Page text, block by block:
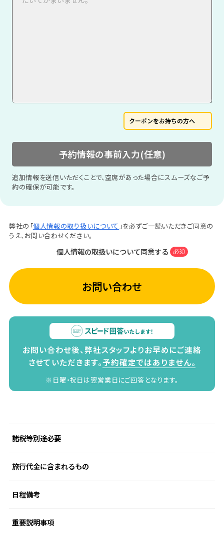
クーポンをお持ちの方へ
予約情報の事前入力(任意)
追加情報を送信いただくことで、空席があった場合にスムーズなご予
約の確保が可能です。
弊社の「個人情報の取り扱いについて 」を必ずご一読いただきご同意の
うえ、お問い合わせください。
個人情報の取扱いについて同意する 必須
お問い合わせ
お問い合わせ後、弊社スタッフよりお早めにご連絡
させていただきます。予約確定ではありません。
※日曜・祝日は翌営業日にご回答となります。
諸税等別途必要
旅行代金に含まれるもの
日程備考
重要説明事項